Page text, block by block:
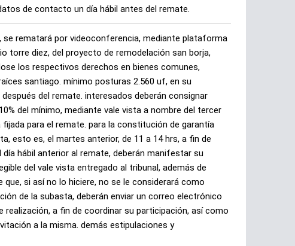
de contacto un día hábil antes del remate.
se rematará por videoconferencia, mediante plataforma
torre diez, del proyecto de remodelación san borja,
los respectivos derechos en bienes comunes,
santiago. mínimo posturas 2.560 uf, en su
del remate. interesados deberán consignar
del mínimo, mediante vale vista a nombre del tercer
para el remate. para la constitución de garantía
esto es, el martes anterior, de 11 a 14 hrs, a fin de
hábil anterior al remate, deberán manifestar su
del vale vista entregado al tribunal, además de
si así no lo hiciere, no se le considerará como
de la subasta, deberán enviar un correo electrónico
realización, a fin de coordinar su participación, así como
a la misma. demás estipulaciones y